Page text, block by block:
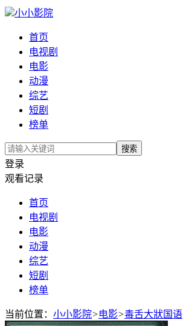
小小影院
首页
电视剧
电影
动漫
综艺
短剧
榜单
搜索
登录
观看记录
首页
电视剧
电影
动漫
综艺
短剧
榜单
当前位置： 小小影院>电影>毒舌大狀国语